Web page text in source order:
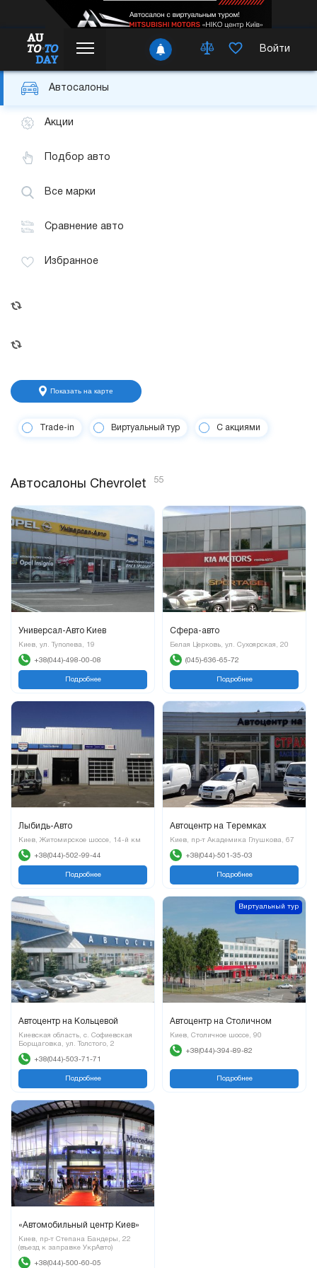
Войти
Автосалоны
Акции
Подбор авто
Все марки
Сравнение авто
Избранное
Показать на карте
Trade-in Виртуальный тур С акциями
Автосалоны Chevrolet 55
Универсал-Авто Киев
Киев, ул. Туполева, 19
+38(044)-498-00-08
Подробнее
Сфера-авто
Белая Церковь, ул. Сухоярская, 20
(045)-636-65-72
Подробнее
Лыбидь-Авто
Киев, Житомирское шоссе, 14-й км
+38(044)-502-99-44
Подробнее
Автоцентр на Теремках
Киев, пр-т Академика Глушкова, 67
+38(044)-501-35-03
Подробнее
Автоцентр на Кольцевой
Киевская область, с. Софиевская
Борщаговка, ул. Толстого, 2
+38(044)-503-71-71
Подробнее
Виртуальный тур
Автоцентр на Столичном
Киев, Столичное шоссе, 90
+38(044)-394-89-82
Подробнее
«Автомобильный центр Киев»
Киев, пр-т Степана Бандеры, 22
(въезд к заправке УкрАвто)
+38(044)-500-60-05